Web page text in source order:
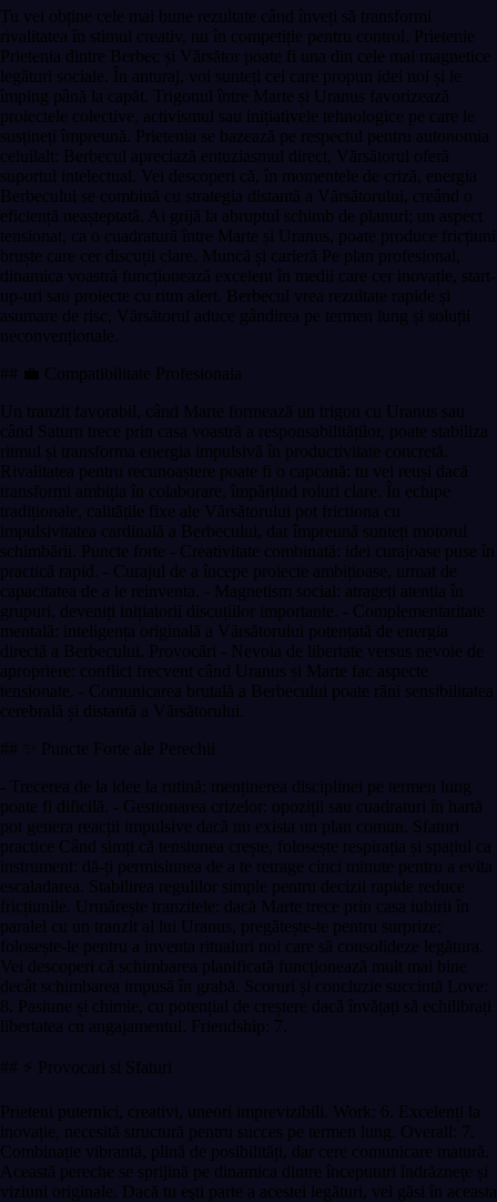
Tu vei obține cele mai bune rezultate când înveți să transformi
rivalitatea în stimul creativ, nu în competiție pentru control. Prietenie
Prietenia dintre Berbec și Vărsător poate fi una din cele mai magnetice
legături sociale. În anturaj, voi sunteți cei care propun idei noi și le
împing până la capăt. Trigonul între Marte și Uranus favorizează
proiectele colective, activismul sau inițiativele tehnologice pe care le
susțineți împreună. Prietenia se bazează pe respectul pentru autonomia
celuilalt: Berbecul apreciază entuziasmul direct, Vărsătorul oferă
suportul intelectual. Vei descoperi că, în momentele de criză, energia
Berbecului se combină cu strategia distantă a Vărsătorului, creând o
eficiență neașteptată. Ai grijă la abruptul schimb de planuri; un aspect
tensionat, ca o cuadratură între Marte și Uranus, poate produce fricțiuni
bruște care cer discuții clare. Muncă și carieră Pe plan profesional,
dinamica voastră funcționează excelent în medii care cer inovație, start-
up-uri sau proiecte cu ritm alert. Berbecul vrea rezultate rapide și
asumare de risc, Vărsătorul aduce gândirea pe termen lung și soluții
neconvenționale.
## 💼 Compatibilitate Profesionala
Un tranzit favorabil, când Marte formează un trigon cu Uranus sau
când Saturn trece prin casa voastră a responsabilităților, poate stabiliza
ritmul și transforma energia impulsivă în productivitate concretă.
Rivalitatea pentru recunoaștere poate fi o capcană: tu vei reuși dacă
transformi ambiția în colaborare, împărțind roluri clare. În echipe
tradiționale, calitățile fixe ale Vărsătorului pot frictiona cu
impulsivitatea cardinală a Berbecului, dar împreună sunteți motorul
schimbării. Puncte forte - Creativitate combinată: idei curajoase puse în
practică rapid. - Curajul de a începe proiecte ambițioase, urmat de
capacitatea de a le reinventa. - Magnetism social: atrageți atenția în
grupuri, deveniți inițiatorii discuțiilor importante. - Complementaritate
mentală: inteligența originală a Vărsătorului potențată de energia
directă a Berbecului. Provocări - Nevoia de libertate versus nevoie de
apropriere: conflict frecvent când Uranus și Marte fac aspecte
tensionate. - Comunicarea brutală a Berbecului poate răni sensibilitatea
cerebrală și distantă a Vărsătorului.
## ✨ Puncte Forte ale Perechii
- Trecerea de la idee la rutină: menținerea disciplinei pe termen lung
poate fi dificilă. - Gestionarea crizelor: opoziții sau cuadraturi în hartă
pot genera reacții impulsive dacă nu exista un plan comun. Sfaturi
practice Când simți că tensiunea crește, folosește respirația și spațiul ca
instrument: dă-ți permisiunea de a te retrage cinci minute pentru a evita
escaladarea. Stabilirea regulilor simple pentru decizii rapide reduce
fricțiunile. Urmărește tranzitele: dacă Marte trece prin casa iubirii în
paralel cu un tranzit al lui Uranus, pregătește-te pentru surprize;
folosește-le pentru a inventa ritualuri noi care să consolideze legătura.
Vei descoperi că schimbarea planificată funcționează mult mai bine
decât schimbarea impusă în grabă. Scoruri și concluzie succintă Love:
8. Pasiune și chimie, cu potențial de creștere dacă învățați să echilibrați
libertatea cu angajamentul. Friendship: 7.
## ⚡ Provocari si Sfaturi
Prieteni puternici, creativi, uneori imprevizibili. Work: 6. Excelenți la
inovație, necesită structură pentru succes pe termen lung. Overall: 7.
Combinație vibrantă, plină de posibilități, dar cere comunicare matură.
Această pereche se sprijină pe dinamica dintre începuturi îndrăzneţe și
viziuni originale. Dacă tu eşti parte a acestei legături, vei găsi în aceasta